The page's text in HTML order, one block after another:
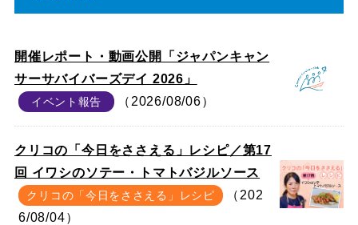
開催レポート・動画公開「ジャパンキャン
サーサバイバーズデイ 2026」
イベント報告 （2026/08/06）
クリコの「今日をささえる」レシピ／第17
回 イワシのソテー・トマトバジルソース
クリコの「今日をささえる」レシピ
（202
6/08/04）